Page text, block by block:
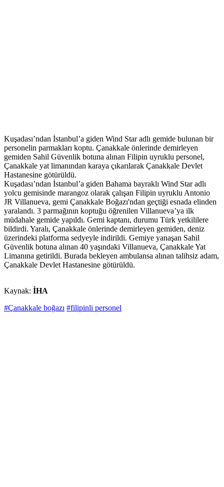
Kuşadası’ndan İstanbul’a giden Wind Star adlı gemide bulunan bir
personelin parmakları koptu. Çanakkale önlerinde demirleyen
gemiden Sahil Güvenlik botuna alınan Filipin uyruklu personel,
Çanakkale yat limanından karaya çıkarılarak Çanakkale Devlet
Hastanesine götürüldü.
Kuşadası’ndan İstanbul’a giden Bahama bayraklı Wind Star adlı
yolcu gemisinde marangoz olarak çalışan Filipin uyruklu Antonio
JR Villanueva, gemi Çanakkale Boğazı'ndan geçtiği esnada elinden
yaralandı. 3 parmağının koptuğu öğrenilen Villanueva’ya ilk
müdahale gemide yapıldı. Gemi kaptanı, durumu Türk yetkililere
bildirdi. Yaralı, Çanakkale önlerinde demirleyen gemiden, deniz
üzerindeki platforma sedyeyle indirildi. Gemiye yanaşan Sahil
Güvenlik botuna alınan 40 yaşındaki Villanueva, Çanakkale Yat
Limanına getirildi. Burada bekleyen ambulansa alınan talihsiz adam,
Çanakkale Devlet Hastanesine götürüldü.
Kaynak: İHA
#Çanakkale boğazı #filipinli personel